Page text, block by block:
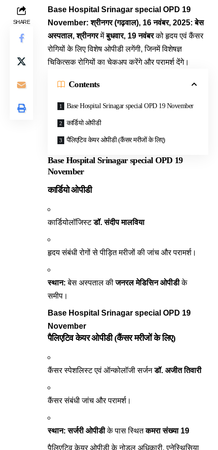
SHARE
Base Hospital Srinagar special OPD 19
November: श्रीनगर (गढ़वाल), 16 नवंबर, 2025:बेस
अस्पताल, श्रीनगरमेंबुधवार, 19 नवंबरको हृदय एवं कैंसर
रोगियों के लिए विशेष ओपीडी लगेंगी, जिनमें विशेषज्ञ
चिकित्सक रोगियों का चेकअप करेंगे और परामर्श देंगे।
Contents
Base Hospital Srinagar special OPD 19 November
कार्डियो ओपीडी
पैलिएटिव केयर ओपीडी (कैंसर मरीजों के लिए)
Base Hospital Srinagar special OPD 19
November
कार्डियो ओपीडी
कार्डियोलॉजिस्टडॉ. संदीप मालविया
हृदय संबंधी रोगों से पीड़ित मरीजों की जांच और परामर्श।
स्थान: बेस अस्पताल कीजनरल मेडिसिन ओपीडीके
समीप।
Base Hospital Srinagar special OPD 19
November
पैलिएटिव केयर ओपीडी (कैंसर मरीजों के लिए)
कैंसर स्पेशलिस्ट एवं ऑन्कोलॉजी सर्जनडॉ. अजीत तिवारी
कैंसर संबंधी जांच और परामर्श।
स्थान: सर्जरी ओपीडीके पास स्थितकमरा संख्या 19
पैलिएटिव केयर ओपीडी के नोडल अधिकारी, एनेस्थिसिया